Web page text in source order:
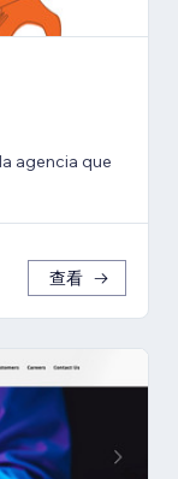
agencia que
查看